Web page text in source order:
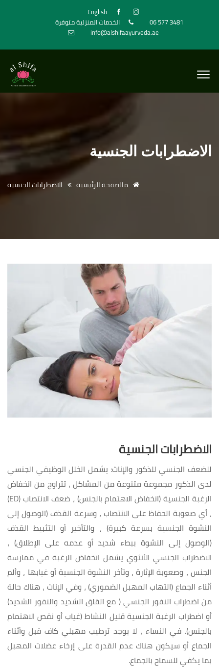
English
الخدمات المنزلية متوفرة
06 577 3481
info@alshifaayurveda.ae
الاضطرابات الجنسية
مالصفحة الرئيسية الاضطرابات الجنسية
الاضطرابات الجنسية
للضعف الجنسي للذكور والإناث: يشمل الخلل الوظيفي الجنسي
لدى الذكور مجموعة متنوعة من المشاكل ، تتراوح من انخفاض
الرغبة الجنسية (انخفاض الاهتمام بالجنس) ، ضعف الانتصاب (ED)
، أي صعوبة الحفاظ على الانتصاب ، وسرعة القذف (الوصول إلى
النشوة الجنسية بسرعة كبيرة) ، والتأخير أو التثبيط القذف
(الوصول إلى النشوة ببطء شديد أو عدمه على الإطلاق) ،
الاضطراب الجنسي الأنثوي يشمل انخفاض الرغبة في ممارسة
الجنس ، وصعوبة الإثارة ، وتأخر النشوة الجنسية أو غيابها ، وألم
أثناء الجماع (التهاب المهبل الضموري) ، وفي الإناث ، هناك حالة
من اضطراب النفور الجنسي ( مع القلق الشديد والنفور الشديد)
أو اضطراب الرغبة الجنسية قليل النشاط (غياب أو نقص الاهتمام
بالجنس). في النساء ، لا يوجد ترطيب مهبلي كاف قبل وأثناء
الجماع أو سيكون هناك عدم القدرة على إرخاء عضلات المهبل
بما يكفي للسماح بالجماع.